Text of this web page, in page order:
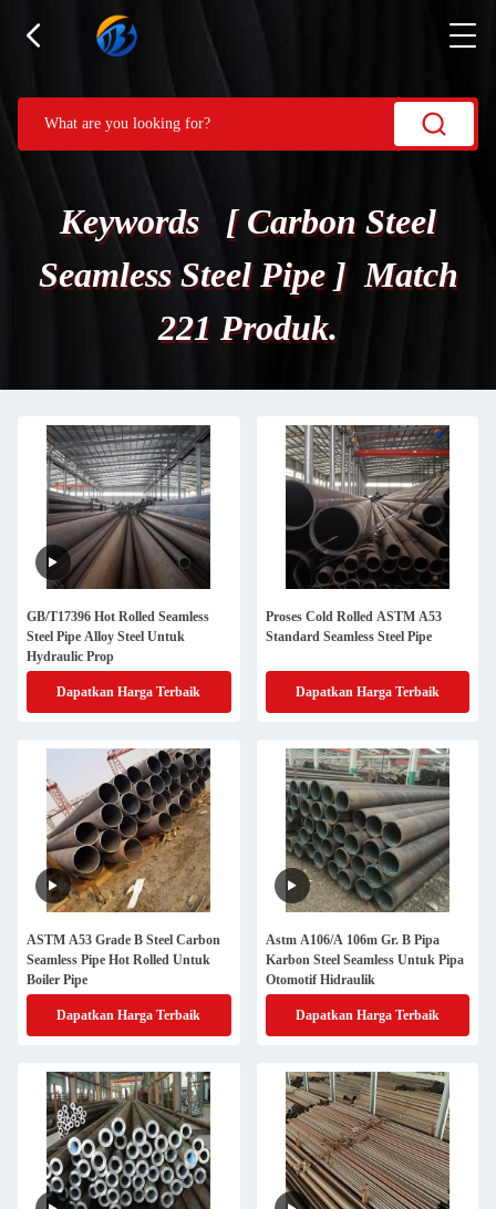
Keywords [ Carbon Steel
Seamless Steel Pipe ] Match
221 Produk.
GB/T17396 Hot Rolled Seamless
Steel Pipe Alloy Steel Untuk
Hydraulic Prop
Dapatkan Harga Terbaik
Proses Cold Rolled ASTM A53
Standard Seamless Steel Pipe
Dapatkan Harga Terbaik
ASTM A53 Grade B Steel Carbon
Seamless Pipe Hot Rolled Untuk
Boiler Pipe
Dapatkan Harga Terbaik
Astm A106/A 106m Gr. B Pipa
Karbon Steel Seamless Untuk Pipa
Otomotif Hidraulik
Dapatkan Harga Terbaik